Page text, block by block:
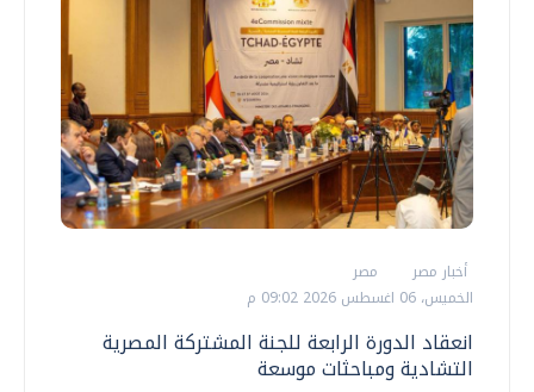
أخبار مصر
مصر
الخميس، 06 اغسطس 2026 09:02 م
انعقاد الدورة الرابعة للجنة المشتركة المصرية
التشادية ومباحثات موسعة